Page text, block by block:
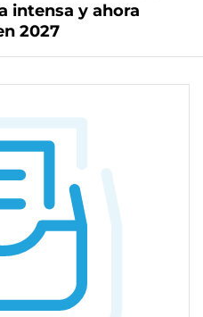
intensa y ahora
2027